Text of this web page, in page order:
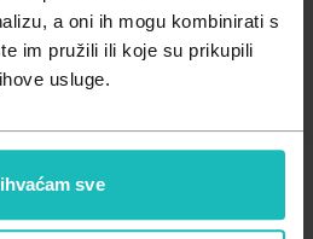
a oni ih mogu kombinirati s
im pružili ili koje su prikupili
usluge.
sve